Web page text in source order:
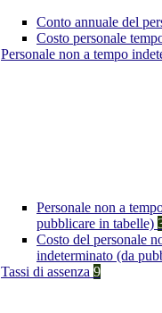
Conto annuale del
Costo personale
Personale non a tempo
Personale non a
pubblicare in tabelle)
Costo del personale
indeterminato (da
Tassi di assenza 9